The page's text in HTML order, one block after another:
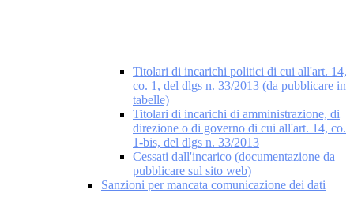
Titolari di incarichi politici di cui all'art. 14,
co. 1, del dlgs n. 33/2013 (da pubblicare in
tabelle)
Titolari di incarichi di amministrazione, di
direzione o di governo di cui all'art. 14, co.
1-bis, del dlgs n. 33/2013
Cessati dall'incarico (documentazione da
pubblicare sul sito web)
Sanzioni per mancata comunicazione dei dati